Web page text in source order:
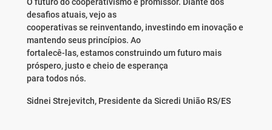
desafios atuais, vejo as
cooperativas se reinventando, investindo em inovação e
mantendo seus princípios. Ao
fortalecê-las, estamos construindo um futuro mais
próspero, justo e cheio de esperança
para todos nós.
Sidnei Strejevitch, Presidente da Sicredi União RS/ES